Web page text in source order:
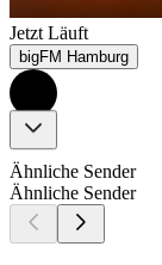
Jetzt Läuft
bigFM Hamburg
Ähnliche Sender
Ähnliche Sender